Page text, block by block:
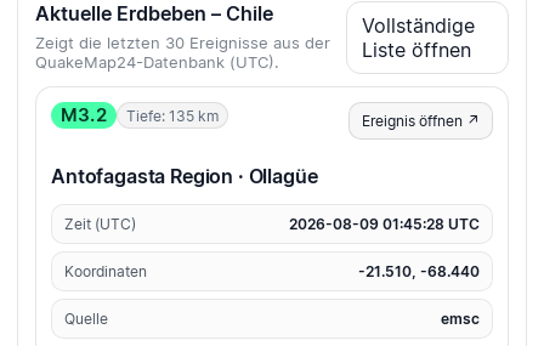
Aktuelle Erdbeben – Chile
Zeigt die letzten 30 Ereignisse aus der
QuakeMap24-Datenbank (UTC).
Vollständige
Liste öffnen
M3.2 Tiefe: 135 km Ereignis öffnen ↗
Antofagasta Region · Ollagüe
Zeit (UTC) 2026-08-09 01:45:28 UTC
Koordinaten -21.510, -68.440
Quelle emsc